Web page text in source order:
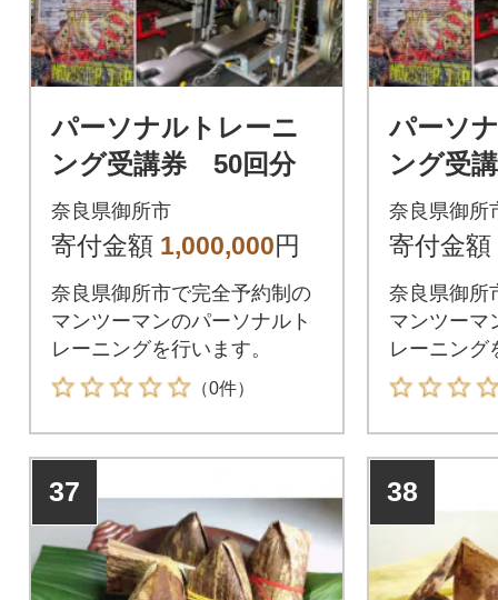
パーソナルトレーニ
ング受講券 50回分
奈良県御所市
寄付金額 1,000,000円
奈良県御所市で完全予約制の
マンツーマンのパーソナルト
レーニングを行います。
（0件）
パーソ
ング受
奈良県御所
寄付金額
奈良県御所
マンツーマ
レーニング
37 38